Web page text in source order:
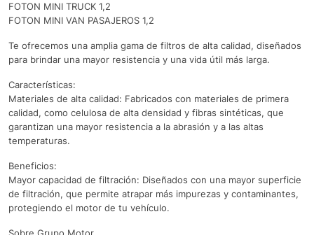
FOTON MINI TRUCK 1,2
FOTON MINI VAN PASAJEROS 1,2
Te ofrecemos una amplia gama de filtros de alta calidad, diseñados
para brindar una mayor resistencia y una vida útil más larga.
Características:
Materiales de alta calidad: Fabricados con materiales de primera
calidad, como celulosa de alta densidad y fibras sintéticas, que
garantizan una mayor resistencia a la abrasión y a las altas
temperaturas.
Beneficios:
Mayor capacidad de filtración: Diseñados con una mayor superficie
de filtración, que permite atrapar más impurezas y contaminantes,
protegiendo el motor de tu vehículo.